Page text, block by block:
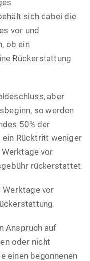
sich dabei die
vor und
ob ein
Rückerstattung
aber
so werden
50% der
Rücktritt weniger
Werktage vor
rückerstattet.
vor
Anspruch auf
oder nicht
einen begonnenen